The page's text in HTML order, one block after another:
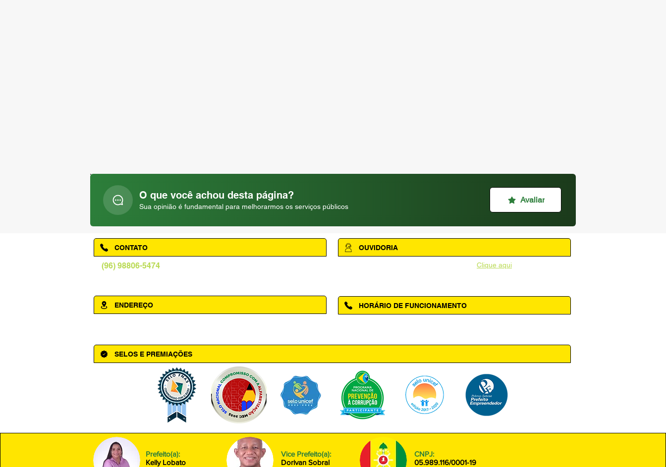
O que você achou desta página?
Sua opinião é fundamental para melhorarmos os serviços públicos
Avaliar
(96) 98806-5474
CONTATO
ENDEREÇO
Clique aqui
OUVIDORIA
HORÁRIO DE FUNCIONAMENTO
SELOS E PREMIAÇÕES
Prefeito(a):
Kelly Lobato
Vice Prefeito(a):
Dorivan Sobral
CNPJ:
05.989.116/0001-19